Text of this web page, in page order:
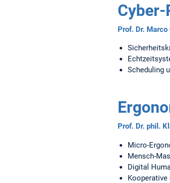
Prof. Dr.
Scheduling
Prof. Dr. phil.
Micro-
Mensch-
Digital